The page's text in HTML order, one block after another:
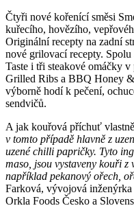
Čtyři nové kořenící směsi
kuřecího, hovězího,
Originální recepty na zadní
nové grilovací recepty.
Taste i tři steakové omáčky
Grilled Ribs a BBQ Honey
výborně hodí k pečení,
sendvičů.
A jak kouřová příchuť
v tomto případě hlavně z
uzené chilli papričky. Tyto
maso, jsou vystaveny kouři
například pekanový ořech,
Farková, vývojová
Orkla Foods Česko a